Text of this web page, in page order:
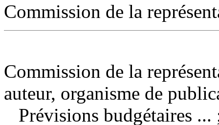
Commission de la
Commission de la
auteur, organisme de
Prévisions budgétaires